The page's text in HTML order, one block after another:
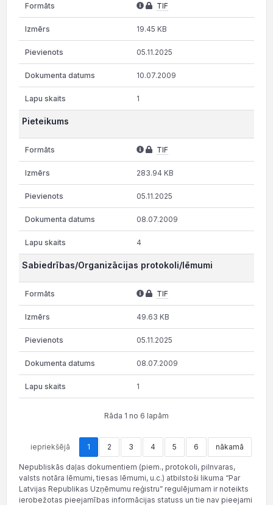
TIF
19.45 KB
05.11.2025
10.07.2009
1
Pieteikums
TIF
283.94 KB
05.11.2025
08.07.2009
4
Sabiedrības/Organizācijas protokoli/lēmumi
TIF
49.63 KB
05.11.2025
08.07.2009
1
Rāda 1 no 6 lapām
iepriekšējā 1 2 3 4 5 6 nākamā
Nepubliskās daļas dokumentiem (piem., protokoli, pilnvaras,
valsts notāra lēmumi, tiesas lēmumi, u.c.) atbilstoši likuma “Par
Latvijas Republikas Uzņēmumu reģistru” regulējumam ir noteikts
ierobežotas pieejamības informācijas statuss un tie nav pieejami